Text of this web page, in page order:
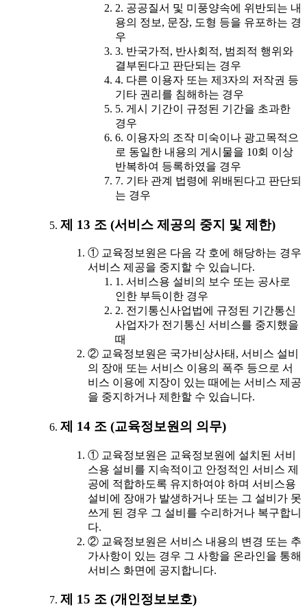
2. 공공질서 및 미풍양속에 위반되는 내
용의 정보, 문장, 도형 등을 유포하는 경
우
3. 반국가적, 반사회적, 범죄적 행위와
결부된다고 판단되는 경우
4. 다른 이용자 또는 제3자의 저작권 등
기타 권리를 침해하는 경우
5. 게시 기간이 규정된 기간을 초과한
경우
6. 이용자의 조작 미숙이나 광고목적으
로 동일한 내용의 게시물을 10회 이상
반복하여 등록하였을 경우
7. 기타 관계 법령에 위배된다고 판단되
는 경우
제 13 조 (서비스 제공의 중지 및 제한)
① 교육정보원은 다음 각 호에 해당하는 경우
서비스 제공을 중지할 수 있습니다.
1. 서비스용 설비의 보수 또는 공사로
인한 부득이한 경우
2. 전기통신사업법에 규정된 기간통신
사업자가 전기통신 서비스를 중지했을
때
② 교육정보원은 국가비상사태, 서비스 설비
의 장애 또는 서비스 이용의 폭주 등으로 서
비스 이용에 지장이 있는 때에는 서비스 제공
을 중지하거나 제한할 수 있습니다.
제 14 조 (교육정보원의 의무)
① 교육정보원은 교육정보원에 설치된 서비
스용 설비를 지속적이고 안정적인 서비스 제
공에 적합하도록 유지하여야 하며 서비스용
설비에 장애가 발생하거나 또는 그 설비가 못
쓰게 된 경우 그 설비를 수리하거나 복구합니
다.
② 교육정보원은 서비스 내용의 변경 또는 추
가사항이 있는 경우 그 사항을 온라인을 통해
서비스 화면에 공지합니다.
제 15 조 (개인정보보호)